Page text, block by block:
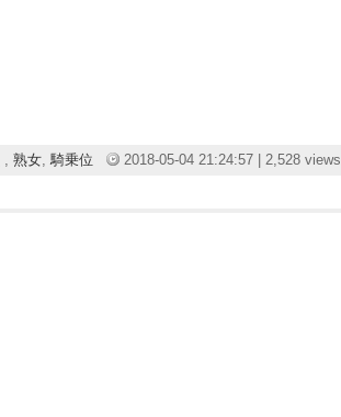
熟女, 騎乗位 2018-05-04 21:24:57 | 2,528 views